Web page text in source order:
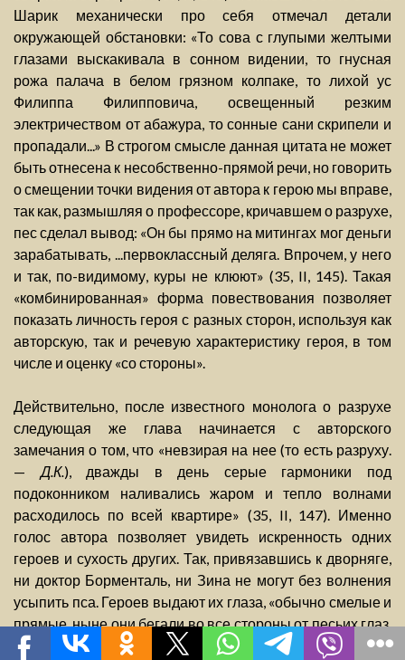
Шарик механически про себя отмечал детали
окружающей обстановки: «То сова с глупыми желтыми
глазами выскакивала в сонном видении, то гнусная
рожа палача в белом грязном колпаке, то лихой ус
Филиппа Филипповича, освещенный резким
электричеством от абажура, то сонные сани скрипели и
пропадали...» В строгом смысле данная цитата не может
быть отнесена к несобственно-прямой речи, но говорить
о смещении точки видения от автора к герою мы вправе,
так как, размышляя о профессоре, кричавшем о разрухе,
пес сделал вывод: «Он бы прямо на митингах мог деньги
зарабатывать, ...первоклассный деляга. Впрочем, у него
и так, по-видимому, куры не клюют» (35, II, 145). Такая
«комбинированная» форма повествования позволяет
показать личность героя с разных сторон, используя как
авторскую, так и речевую характеристику героя, в том
числе и оценку «со стороны».
Действительно, после известного монолога о разрухе
следующая же глава начинается с авторского
замечания о том, что «невзирая на нее (то есть разруху.
—Д.К.), дважды в день серые гармоники под
подоконником наливались жаром и тепло волнами
расходилось по всей квартире» (35, II, 147). Именно
голос автора позволяет увидеть искренность одних
героев и сухость других. Так, привязавшись к дворняге,
ни доктор Борменталь, ни Зина не могут без волнения
усыпить пса. Героев выдают их глаза, «обычно смелые и
прямые, ныне они бегали во все стороны от песьих глаз.
Они были настороженные и фальшивые...» (35, II, 153).